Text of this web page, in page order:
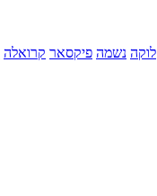
לוקה נשמה פיקסאר קרואלה